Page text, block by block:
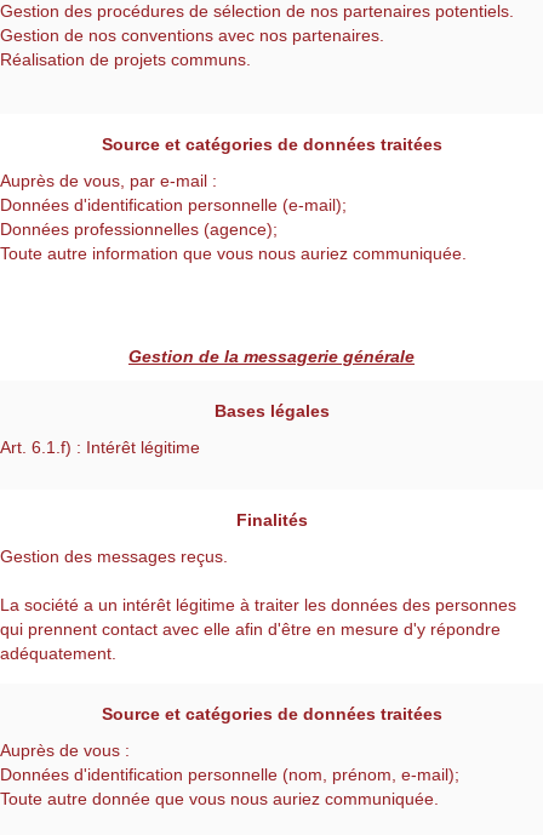
Gestion des procédures de sélection de nos partenaires potentiels.
Gestion de nos conventions avec nos partenaires.
Réalisation de projets communs.
Source et catégories de données traitées
Auprès de vous, par e-mail :
Données d'identification personnelle (e-mail);
Données professionnelles (agence);
Toute autre information que vous nous auriez communiquée.
Gestion de la messagerie générale
Bases légales
Art. 6.1.f) : Intérêt légitime
Finalités
Gestion des messages reçus.
La société a un intérêt légitime à traiter les données des personnes
qui prennent contact avec elle afin d'être en mesure d'y répondre
adéquatement.
Source et catégories de données traitées
Auprès de vous :
Données d'identification personnelle (nom, prénom, e-mail);
Toute autre donnée que vous nous auriez communiquée.